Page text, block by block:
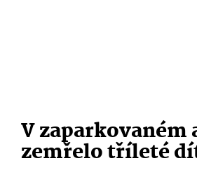
V zaparkovaném
zemřelo tříleté